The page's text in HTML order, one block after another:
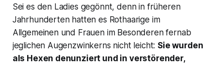
Sei es den Ladies gegönnt, denn in früheren
Jahrhunderten hatten es Rothaarige im
Allgemeinen und Frauen im Besonderen fernab
jeglichen Augenzwinkerns nicht leicht: Sie wurden
als Hexen denunziert und in verstörender,